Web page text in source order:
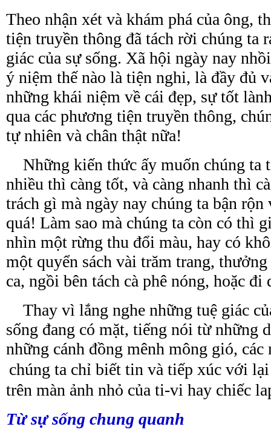
Theo nhận xét và khám phá của ông,
tiện truyền thông đã tách rời chúng ta
giác của sự sống. Xã hội ngày nay
ý niệm thế nào là tiện nghi, là đầy đủ
những khái niệm về cái đẹp, sự tốt
qua các phương tiện truyền thông,
tự nhiên và chân thật nữa!
Những kiến thức ấy muốn chúng ta
nhiều thì càng tốt, và càng nhanh thì
trách gì mà ngày nay chúng ta bận
quá! Làm sao mà chúng ta còn có thì
nhìn một rừng thu đổi màu, hay có
một quyển sách vài trăm trang,
ca, ngồi bên tách cà phê nóng, hoặc
Thay vì lắng nghe những tuệ giác
sống đang có mặt, tiếng nói từ những
những cánh đồng mênh mông gió,
chúng ta chỉ biết tin và tiếp xúc với
trên màn ảnh nhỏ của ti-vi hay chiếc
Từ sự sống chung quanh